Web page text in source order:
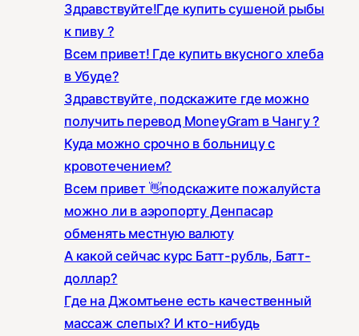
Здравствуйте!Где купить сушеной рыбы
к пиву ?
Всем привет! Где купить вкусного хлеба
в Убуде?
Здравствуйте, подскажите где можно
получить перевод MoneyGram в Чангу ?
Куда можно срочно в больницу с
кровотечением?
Всем привет 👋подскажите пожалуйста
можно ли в аэропорту Денпасар
обменять местную валюту
А какой сейчас курс Батт-рубль, Батт-
доллар?
Где на Джомтьене есть качественный
массаж слепых? И кто-нибудь